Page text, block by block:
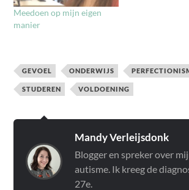
Meedoen op mijn eigen
manier
GEVOEL ONDERWIJS
STUDEREN VOLDOENING
Mandy Verleijsdonk
Blogger en spreker over
autisme. Ik kreeg de
27e.